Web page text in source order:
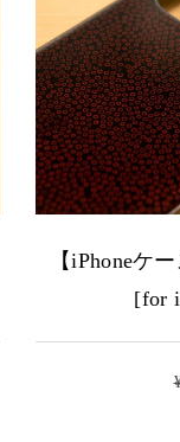
【iPhoneケ
[for